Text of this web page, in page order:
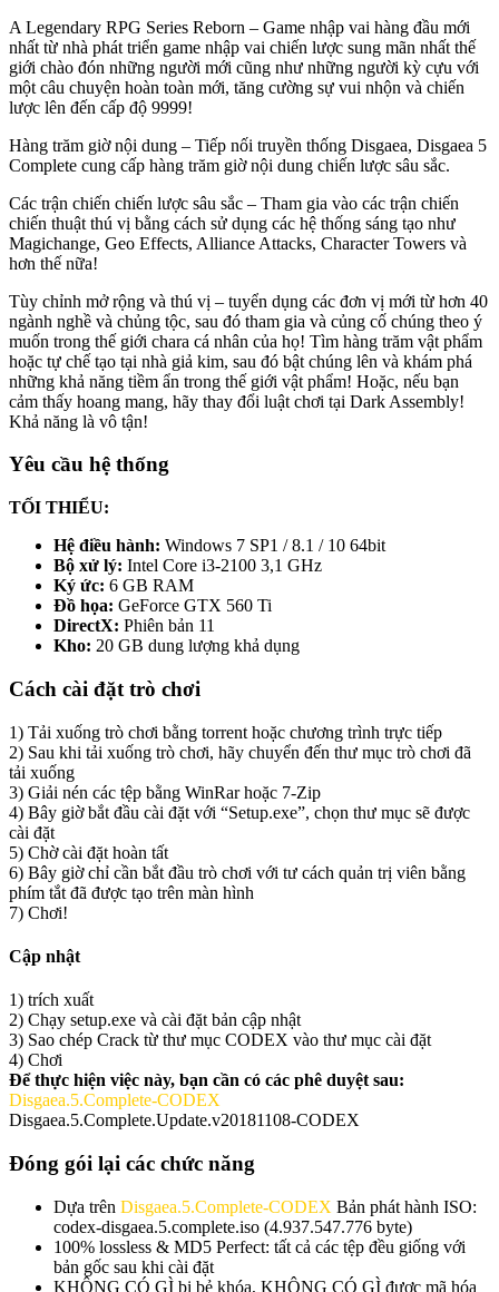
A Legendary RPG Series Reborn – Game nhập vai hàng đầu mới
nhất từ ​​nhà phát triển game nhập vai chiến lược sung mãn nhất thế
giới chào đón những người mới cũng như những người kỳ cựu với
một câu chuyện hoàn toàn mới, tăng cường sự vui nhộn và chiến
lược lên đến cấp độ 9999!
Hàng trăm giờ nội dung – Tiếp nối truyền thống Disgaea, Disgaea 5
Complete cung cấp hàng trăm giờ nội dung chiến lược sâu sắc.
Các trận chiến chiến lược sâu sắc – Tham gia vào các trận chiến
chiến thuật thú vị bằng cách sử dụng các hệ thống sáng tạo như
Magichange, Geo Effects, Alliance Attacks, Character Towers và
hơn thế nữa!
Tùy chỉnh mở rộng và thú vị – tuyển dụng các đơn vị mới từ hơn 40
ngành nghề và chủng tộc, sau đó tham gia và củng cố chúng theo ý
muốn trong thế giới chara cá nhân của họ! Tìm hàng trăm vật phẩm
hoặc tự chế tạo tại nhà giả kim, sau đó bật chúng lên và khám phá
những khả năng tiềm ẩn trong thế giới vật phẩm! Hoặc, nếu bạn
cảm thấy hoang mang, hãy thay đổi luật chơi tại Dark Assembly!
Khả năng là vô tận!
Yêu cầu hệ thống
TỐI THIỂU:
Hệ điều hành: Windows 7 SP1 / 8.1 / 10 64bit
Bộ xử lý: Intel Core i3-2100 3,1 GHz
Ký ức: 6 GB RAM
Đồ họa: GeForce GTX 560 Ti
DirectX: Phiên bản 11
Kho: 20 GB dung lượng khả dụng
Cách cài đặt trò chơi
1) Tải xuống trò chơi bằng torrent hoặc chương trình trực tiếp
2) Sau khi tải xuống trò chơi, hãy chuyển đến thư mục trò chơi đã
tải xuống
3) Giải nén các tệp bằng WinRar hoặc 7-Zip
4) Bây giờ bắt đầu cài đặt với “Setup.exe”, chọn thư mục sẽ được
cài đặt
5) Chờ cài đặt hoàn tất
6) Bây giờ chỉ cần bắt đầu trò chơi với tư cách quản trị viên bằng
phím tắt đã được tạo trên màn hình
7) Chơi!
Cập nhật
1) trích xuất
2) Chạy setup.exe và cài đặt bản cập nhật
3) Sao chép Crack từ thư mục CODEX vào thư mục cài đặt
4) Chơi
Để thực hiện việc này, bạn cần có các phê duyệt sau:
Disgaea.5.Complete-CODEX
Disgaea.5.Complete.Update.v20181108-CODEX
Đóng gói lại các chức năng
Dựa trên Disgaea.5.Complete-CODEX Bản phát hành ISO:
codex-disgaea.5.complete.iso (4.937.547.776 byte)
100% lossless & MD5 Perfect: tất cả các tệp đều giống với
bản gốc sau khi cài đặt
KHÔNG CÓ GÌ bị bẻ khóa, KHÔNG CÓ GÌ được mã hóa